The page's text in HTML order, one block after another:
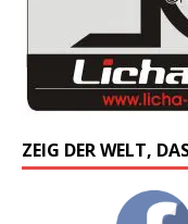
ZEIG DER WELT,